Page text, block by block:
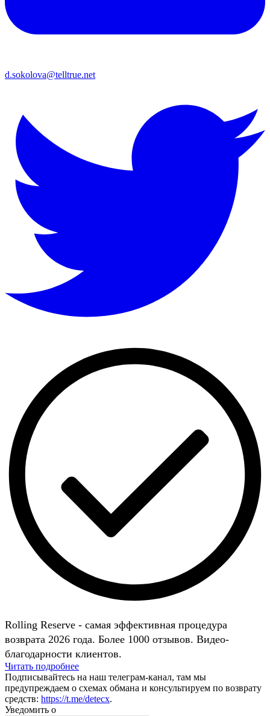
d.sokolova@telltrue.net
Rolling Reserve - самая эффективная процедура
возврата 2026 года. Более 1000 отзывов. Видео-
благодарности клиентов.
Читать подробнее
Подписывайтесь на наш телеграм-канал, там мы
предупреждаем о схемах обмана и консультируем по возврату
средств: https://t.me/detecx.
Уведомить о